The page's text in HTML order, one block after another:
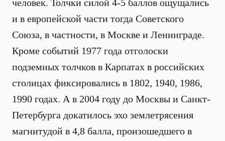
человек. Толчки силой 4-5 баллов ощущались
и в европейской части тогда Советского
Союза, в частности, в Москве и Ленинграде.
Кроме событий 1977 года отголоски
подземных толчков в Карпатах в российских
столицах фиксировались в 1802, 1940, 1986,
1990 годах. А в 2004 году до Москвы и Санкт-
Петербурга докатилось эхо землетрясения
магнитудой в 4,8 балла, произошедшего в